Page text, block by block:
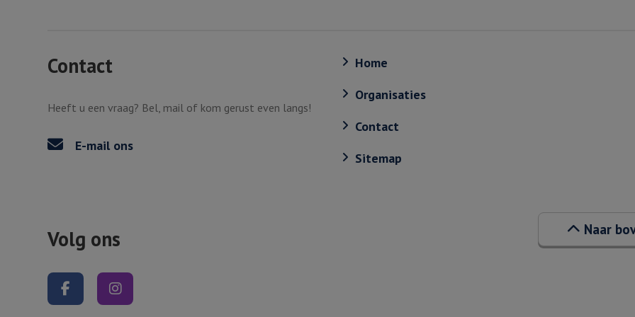
Contact
Heeft u een vraag? Bel, mail of kom gerust even langs!
E-mail ons
Home
Organisaties
Contact
Sitemap
Volg ons
Volg ons op Facebook
Naar